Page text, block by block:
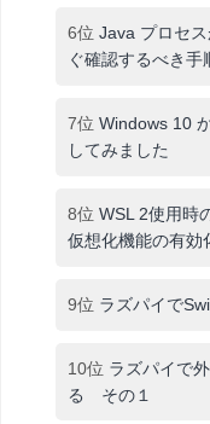
6位 Java プロセ
ぐ確認するべき手
7位 Windows 10
してみました
8位 WSL 2使用時
仮想化機能の有効
9位 ラズパイで
10位 ラズパイで
る その１